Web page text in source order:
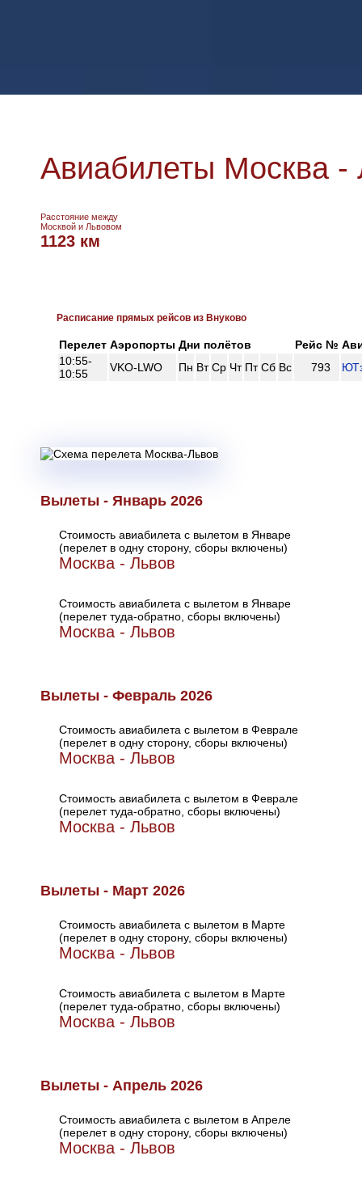
Авиабилеты Москва -
Расстояние между
Москвой и Львовом
1123 км
Расписание прямых рейсов из Внуково
Перелет Аэропорты Дни полётов Рейс №
10:55-
10:55
VKO-LWO Пн Вт Ср Чт Пт Сб Вс 793
Вылеты - Январь 2026
Стоимость авиабилета с вылетом в Январе
(перелет в одну сторону, сборы включены)
Москва - Львов
Стоимость авиабилета с вылетом в Январе
(перелет туда-обратно, сборы включены)
Москва - Львов
Вылеты - Февраль 2026
Стоимость авиабилета с вылетом в Феврале
(перелет в одну сторону, сборы включены)
Москва - Львов
Стоимость авиабилета с вылетом в Феврале
(перелет туда-обратно, сборы включены)
Москва - Львов
Вылеты - Март 2026
Стоимость авиабилета с вылетом в Марте
(перелет в одну сторону, сборы включены)
Москва - Львов
Стоимость авиабилета с вылетом в Марте
(перелет туда-обратно, сборы включены)
Москва - Львов
Вылеты - Апрель 2026
Стоимость авиабилета с вылетом в Апреле
(перелет в одну сторону, сборы включены)
Москва - Львов